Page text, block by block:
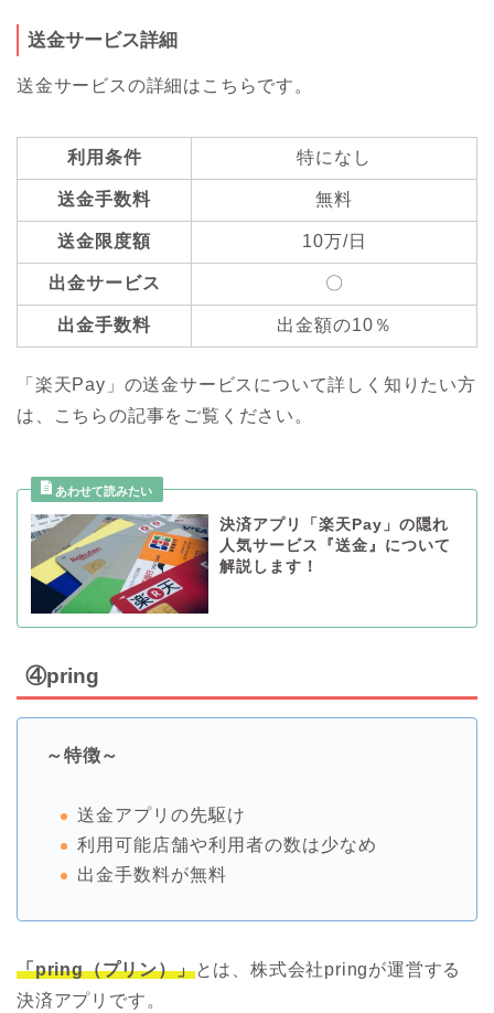
送金サービス詳細
送金サービスの詳細はこちらです。
利用条件 特になし
送金手数料 無料
送金限度額 10万/日
出金サービス 〇
出金手数料 出金額の10％
「楽天Pay」の送金サービスについて詳しく知りたい方
は、こちらの記事をご覧ください。
決済アプリ「楽天Pay」の隠れ
人気サービス『送金』について
解説します！
④pring
～特徴～
送金アプリの先駆け
利用可能店舗や利用者の数は少なめ
出金手数料が無料
「pring（プリン）」とは、株式会社pringが運営する
決済アプリです。